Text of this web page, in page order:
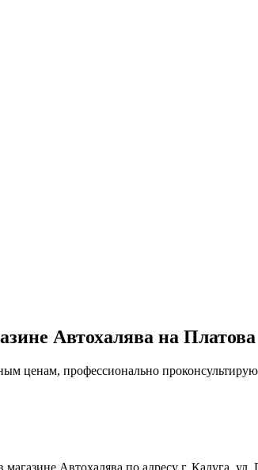
Автохалява на
ценам, профессионально
Автохалява по адресу г. Калуга, ул.